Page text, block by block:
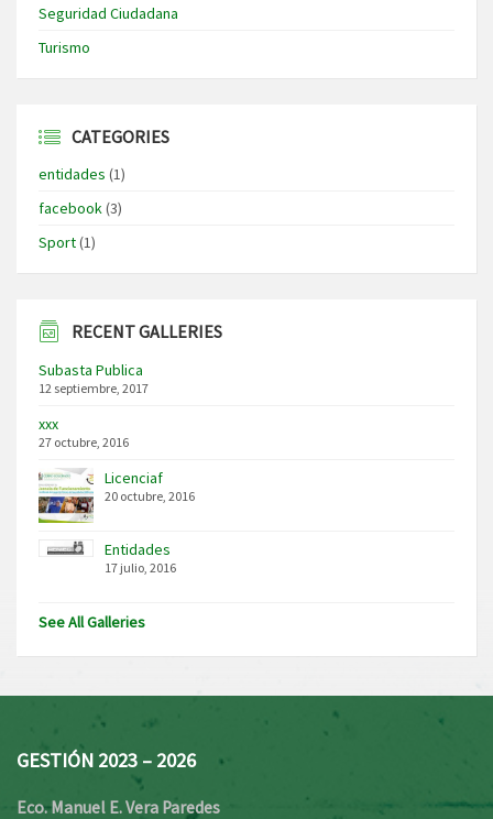
Seguridad Ciudadana
Turismo
CATEGORIES
entidades (1)
facebook(3)
Sport(1)
RECENT GALLERIES
Subasta Publica
12 septiembre, 2017
xxx
27 octubre, 2016
Licenciaf
20 octubre, 2016
Entidades
17 julio, 2016
See All Galleries
GESTIÓN 2023 – 2026
Eco. Manuel E. Vera Paredes